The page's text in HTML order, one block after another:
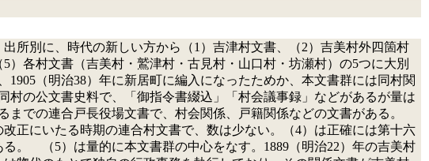
所別に、時代の新しい方から（1）吉津村文書、（2）吉美村外四箇村
各村文書（吉美村・鷲津村・古見村・山口村・坊瀬村）の5つに大別
（明治38）年に新居町に編入になったためか、本文書群には同村関
の公文書史料で、「御指令書綴込」「村会議事録」などがあるが量は
での連合戸長役場文書で、村会関係、戸籍関係などの文書がある。
正にいたる時期の連合村文書で、数は少ない。（4）は正確には第十六
。 （5）は量的に本文書群の中心をなす。1889（明治22）年の吉美村